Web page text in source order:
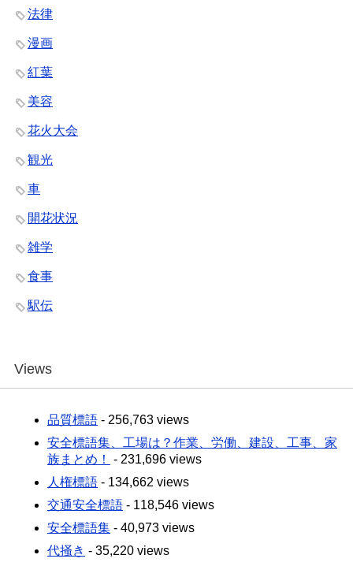
法律
漫画
紅葉
美容
花火大会
観光
車
開花状況
雑学
食事
駅伝
Views
品質標語 - 256,763 views
安全標語集、工場は？作業、労働、建設、工事、家
族まとめ！
- 231,696 views
人権標語 - 134,662 views
交通安全標語 - 118,546 views
安全標語集 - 40,973 views
代掻き - 35,220 views